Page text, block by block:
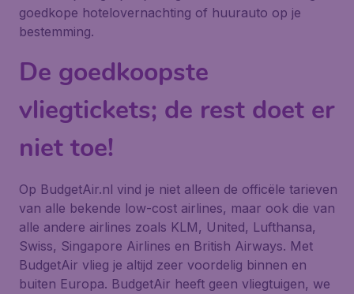
goedkope hotelovernachting of huurauto op je
bestemming.
De goedkoopste
vliegtickets; de rest doet er
niet toe!
Op BudgetAir.nl vind je niet alleen de officële tarieven
van alle bekende low-cost airlines, maar ook die van
alle andere airlines zoals KLM, United, Lufthansa,
Swiss, Singapore Airlines en British Airways. Met
BudgetAir vlieg je altijd zeer voordelig binnen en
buiten Europa. BudgetAir heeft geen vliegtuigen, we